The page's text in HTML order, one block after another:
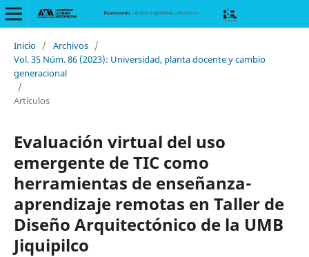
Inicio / Archivos /
Vol. 35 Núm. 86 (2023): Universidad, planta docente y cambio
generacional
/
Artículos
Evaluación virtual del uso
emergente de TIC como
herramientas de enseñanza-
aprendizaje remotas en Taller de
Diseño Arquitectónico de la UMB
Jiquipilco